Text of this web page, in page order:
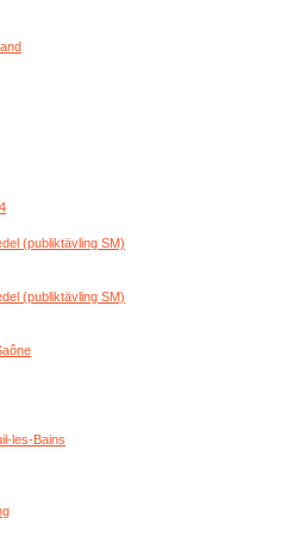
(publiktävling SM)
(publiktävling SM)
les-Bains